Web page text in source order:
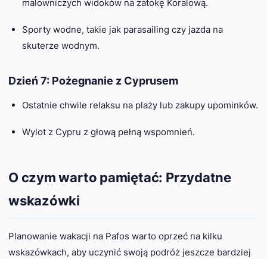
malowniczych widoków na zatokę Koralową.
Sporty wodne, takie jak parasailing czy jazda na
skuterze wodnym.
Dzień 7: Pożegnanie z Cyprusem
Ostatnie chwile relaksu na plaży lub zakupy upominków.
Wylot z Cypru z głową pełną wspomnień.
O czym warto pamiętać: Przydatne
wskazówki
Planowanie wakacji na Pafos warto oprzeć na kilku
wskazówkach, aby uczynić swoją podróż jeszcze bardziej